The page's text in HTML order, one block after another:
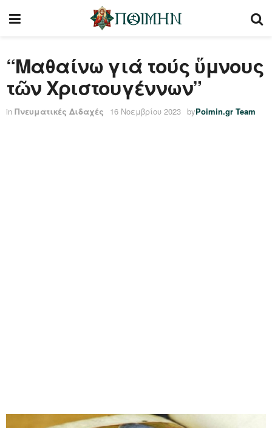
“Μαθαίνω γιά τούς ὕμνους
τῶν Χριστουγέννων”
in Πνευματικές Διδαχές 16 Νοεμβρίου 2023 byPoimin.gr Team